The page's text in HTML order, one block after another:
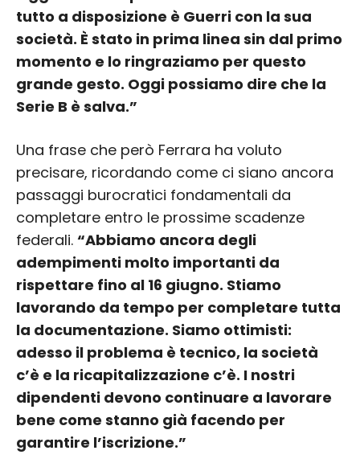
tutto a disposizione è Guerri con la sua
società. È stato in prima linea sin dal primo
momento e lo ringraziamo per questo
grande gesto. Oggi possiamo dire che la
Serie B è salva.”
Una frase che però Ferrara ha voluto
precisare, ricordando come ci siano ancora
passaggi burocratici fondamentali da
completare entro le prossime scadenze
federali. “Abbiamo ancora degli
adempimenti molto importanti da
rispettare fino al 16 giugno. Stiamo
lavorando da tempo per completare tutta
la documentazione. Siamo ottimisti:
adesso il problema è tecnico, la società
c’è e la ricapitalizzazione c’è. I nostri
dipendenti devono continuare a lavorare
bene come stanno già facendo per
garantire l’iscrizione.”